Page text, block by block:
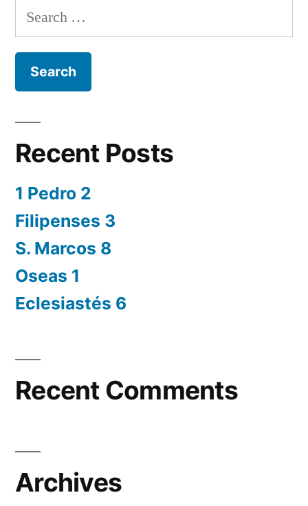
Search
for:
Recent Posts
1 Pedro 2
Filipenses 3
S. Marcos 8
Oseas 1
Eclesiastés 6
Recent Comments
Archives